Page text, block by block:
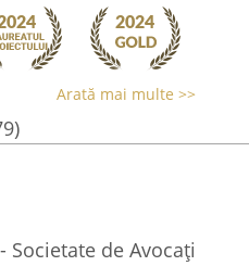
Arată mai multe >>
Societate de Avocați